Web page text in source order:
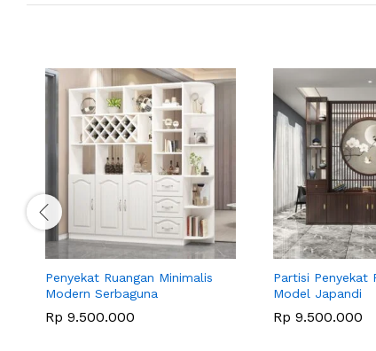
Penyekat Ruangan Minimalis
Modern Serbaguna
Rp 9.500.000
Partisi Penyekat
Model Japandi
Rp 9.500.000